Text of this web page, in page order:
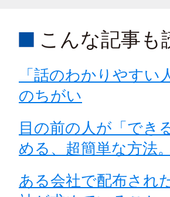
こんな記事も
「話のわかりやす
のちがい
目の前の人が「でき
める、超簡単な方法。
ある会社で配布され